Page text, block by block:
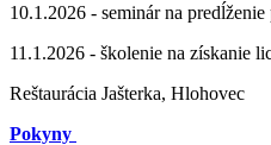
10.1.2026 - seminár na
11.1.2026 - školenie na získanie
Reštaurácia Jašterka, Hlohovec
Pokyny